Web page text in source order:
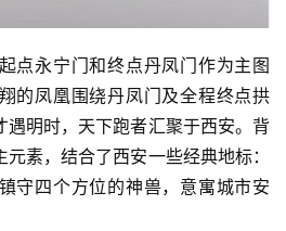
点永宁门和终点丹凤门作为主图
的凤凰围绕丹凤门及全程终点拱
遇明时，天下跑者汇聚于西安。背
素，结合了西安一些经典地标：
守四个方位的神兽，意寓城市安